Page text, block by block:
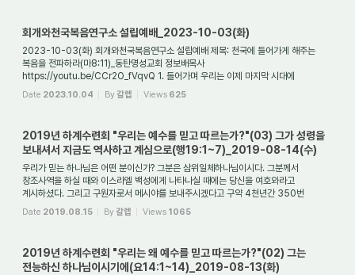
회개와천국복음연구소 설립예배_2023-10-03(화)
2023-10-03(화) 회개와천국복음연구소 설립예배 제목: 천국에 들어가게 해주는
복음을 전파하라(마8:11)_동탄명성교회 정보배목사
https://youtu.be/CCr2O_fVqvQ 1. 들어가며 우리는 이제 마지막 시대에
접어들었다. 왜냐하면 천국에 있는 144,000석의 보좌에 ...
Date 2023.10.04 By갈렙 Views 625
2019년 하계수련회 "우리는 예수를 믿고 따르는가?"(03) 그가 성령을
보내셔서 지금도 역사하고 계심으로(행19:1~7)_2019-08-14(수)
우리가 믿는 하나님은 어떤 분이신가? 그분은 삼위일체하나님이시다. 그분께서
창조사역을 하실 때와 이스라엘 백성에게 나타나실 때에는 당신을 여호와라고
계시하셨다. 그리고 구원자로서 메시야를 보내주시겠다고 구약 4천년간 350번
이상이나 약속하셨다. ...
Date 2019.08.15 By갈렙 Views 1065
2019년 하계수련회 "우리는 왜 예수를 믿고 따르는가?"(02) 그는
전능하신 하나님이시기에(요14:1~14)_2019-08-13(화)